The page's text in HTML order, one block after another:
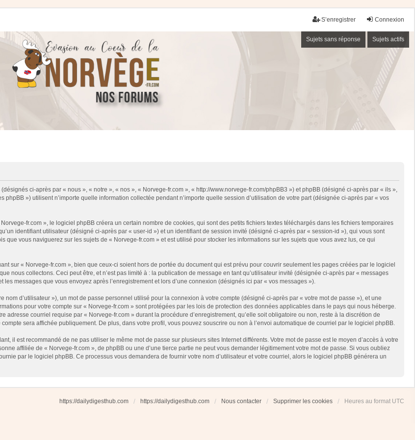
Connexion
S’enregistrer
Sujets sans réponse Sujets actifs
ci-après par « nous », « notre », « nos », « Norvege-fr.com », « http://www.norvege-fr.com/phpBB3 ») et phpBB (désigné ci-après par « ils »,
») utilisent n’importe quelle information collectée pendant n’importe quelle session d’utilisation de votre part (désignée ci-après par « vos
fr.com », le logiciel phpBB créera un certain nombre de cookies, qui sont des petits fichiers textes téléchargés dans les fichiers temporaires
identifiant utilisateur (désigné ci-après par « user-id ») et un identifiant de session invité (désigné ci-après par « session-id »), qui vous sont
vous naviguerez sur les sujets de « Norvege-fr.com » et est utilisé pour stocker les informations sur les sujets que vous avez lus, ce qui
sur « Norvege-fr.com », bien que ceux-ci soient hors de portée du document qui est prévu pour couvrir seulement les pages créées par le logiciel
nous collectons. Ceci peut être, et n’est pas limité à : la publication de message en tant qu’utilisateur invité (désignée ci-après par « messages
messages que vous envoyez après l’enregistrement et lors d’une connexion (désignés ici par « vos messages »).
d’utilisateur »), un mot de passe personnel utilisé pour la connexion à votre compte (désigné ci-après par « votre mot de passe »), et une
pour votre compte sur « Norvege-fr.com » sont protégées par les lois de protection des données applicables dans le pays qui nous héberge.
adresse courriel requise par « Norvege-fr.com » durant la procédure d’enregistrement, qu’elle soit obligatoire ou non, reste à la discrétion de
sera affichée publiquement. De plus, dans votre profil, vous pouvez souscrire ou non à l’envoi automatique de courriel par le logiciel phpBB.
il est recommandé de ne pas utiliser le même mot de passe sur plusieurs sites Internet différents. Votre mot de passe est le moyen d’accès à votre
affiliée de « Norvege-fr.com », de phpBB ou une d’une tierce partie ne peut vous demander légitimement votre mot de passe. Si vous oubliez
par le logiciel phpBB. Ce processus vous demandera de fournir votre nom d’utilisateur et votre courriel, alors le logiciel phpBB générera un
https://dailydigesthub.com https://dailydigesthub.com Nous contacter Supprimer les cookies Heures au format UTC